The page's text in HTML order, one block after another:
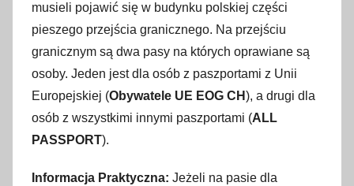
musieli pojawić się w budynku polskiej części
pieszego przejścia granicznego. Na przejściu
granicznym są dwa pasy na których oprawiane są
osoby. Jeden jest dla osób z paszportami z Unii
Europejskiej (Obywatele UE EOG CH), a drugi dla
osób z wszystkimi innymi paszportami (ALL
PASSPORT).
Informacja Praktyczna: Jeżeli na pasie dla